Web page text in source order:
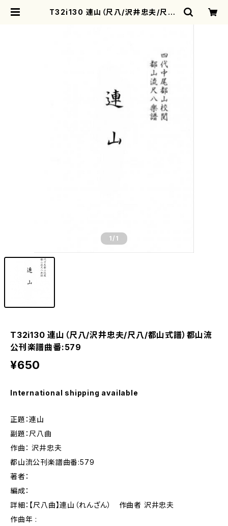
T32i130 連山（尺八/沢井忠夫/尺八/
1 /1
T32i130 連山（尺八/沢井忠夫/尺八/都山式譜）都山流
公刊楽譜曲番:579
¥650
International shipping available
正題：連山
副題：尺八曲
作曲： 沢井忠夫
都山流公刊楽譜曲番:579
著者：
編成：
詳細：【尺八曲】連山（れんざん） 作曲者 沢井忠夫
作曲年 :